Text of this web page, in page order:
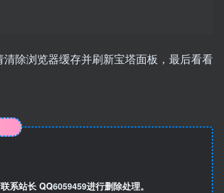
除浏览器缓存并刷新宝塔面板，最后看看
系站长 QQ6059459进行删除处理。